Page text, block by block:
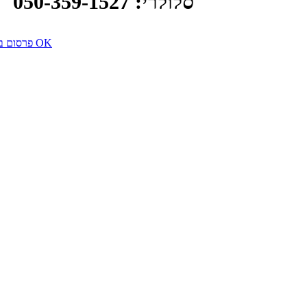
פרסום באינטרנט משרד פרסום OK